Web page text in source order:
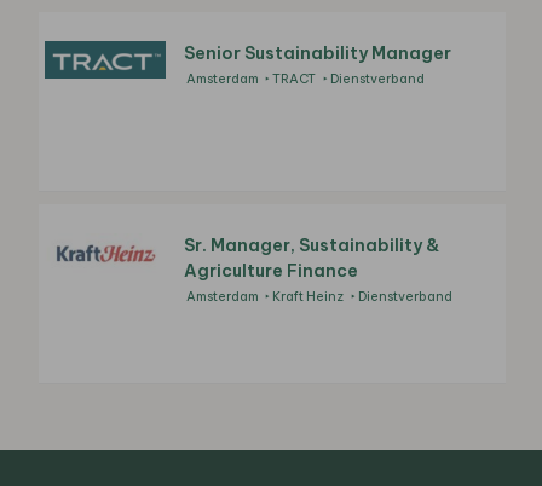
Senior Sustainability Manager
Amsterdam TRACT Dienstverband
Sr. Manager, Sustainability &
Agriculture Finance
Amsterdam Kraft Heinz Dienstverband